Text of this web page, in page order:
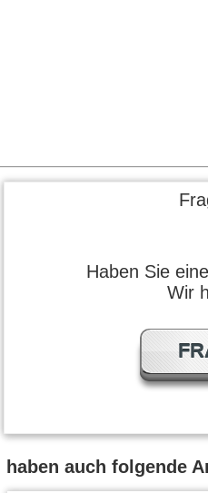
Haben Sie
Wir
auch folgende